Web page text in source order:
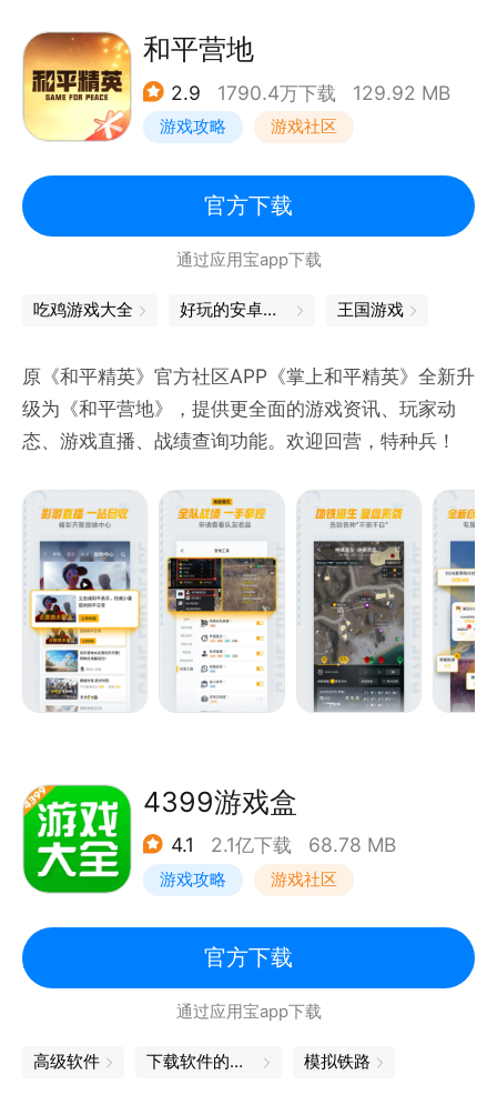
和平营地
2.9 1790.4万下载 129.92 MB
游戏攻略 游戏社区
官方下载
通过应用宝app下载
吃鸡游戏大全 好玩的安卓游戏 王国游戏
原《和平精英》官方社区APP《掌上和平精英》全新升
级为《和平营地》，提供更全面的游戏资讯、玩家动
态、游戏直播、战绩查询功能。欢迎回营，特种兵！
4399游戏盒
4.1 2.1亿下载 68.78 MB
游戏攻略 游戏社区
官方下载
通过应用宝app下载
高级软件 下载软件的软件 模拟铁路